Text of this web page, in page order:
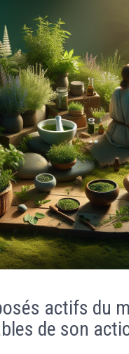
actifs du
de son